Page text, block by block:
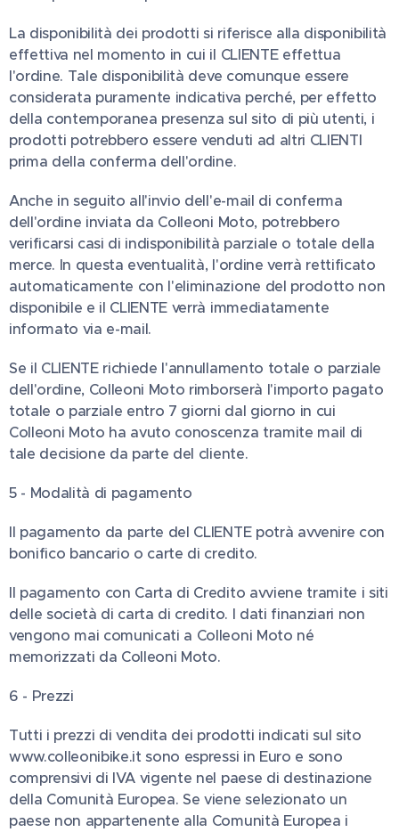
La disponibilità dei prodotti si riferisce alla disponibilità
effettiva nel momento in cui il CLIENTE effettua
l'ordine. Tale disponibilità deve comunque essere
considerata puramente indicativa perché, per effetto
della contemporanea presenza sul sito di più utenti, i
prodotti potrebbero essere venduti ad altri CLIENTI
prima della conferma dell'ordine.
Anche in seguito all'invio dell'e-mail di conferma
dell'ordine inviata da Colleoni Moto, potrebbero
verificarsi casi di indisponibilità parziale o totale della
merce. In questa eventualità, l'ordine verrà rettificato
automaticamente con l'eliminazione del prodotto non
disponibile e il CLIENTE verrà immediatamente
informato via e-mail.
Se il CLIENTE richiede l'annullamento totale o parziale
dell'ordine, Colleoni Moto rimborserà l'importo pagato
totale o parziale entro 7 giorni dal giorno in cui
Colleoni Moto ha avuto conoscenza tramite mail di
tale decisione da parte del cliente.
5 - Modalità di pagamento
Il pagamento da parte del CLIENTE potrà avvenire con
bonifico bancario o carte di credito.
Il pagamento con Carta di Credito avviene tramite i siti
delle società di carta di credito. I dati finanziari non
vengono mai comunicati a Colleoni Moto né
memorizzati da Colleoni Moto.
6 - Prezzi
Tutti i prezzi di vendita dei prodotti indicati sul sito
www.colleonibike.it sono espressi in Euro e sono
comprensivi di IVA vigente nel paese di destinazione
della Comunità Europea. Se viene selezionato un
paese non appartenente alla Comunità Europea i